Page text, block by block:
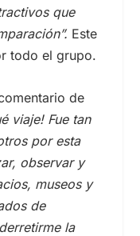
que
Este
todo el grupo.
de
viaje! Fue tan
por esta
observar y
museos y
de
la